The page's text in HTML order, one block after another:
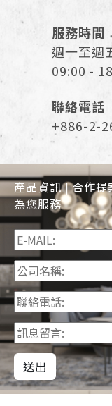
服務時間
週一至週
09:00 -
聯絡電話
+886-2-
產品資訊 | 合作提
為您服務
送出